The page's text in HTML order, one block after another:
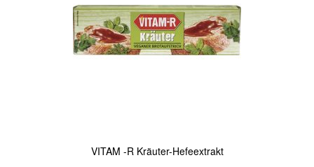
VITAM -R Kräuter-Hefeextrakt